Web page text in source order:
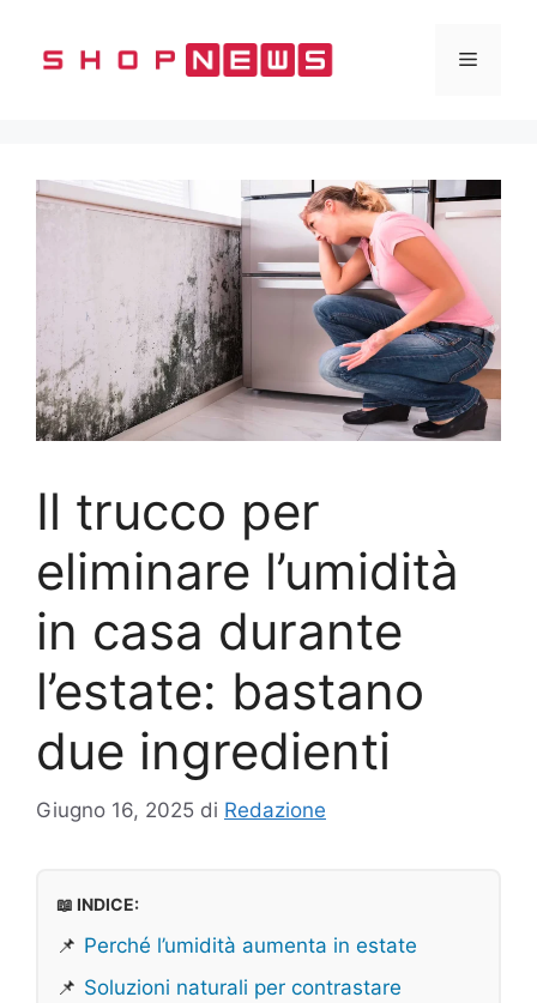
contenuto
Menu
Il trucco per
eliminare l’umidità
in casa durante
l’estate: bastano
due ingredienti
Giugno 16, 2025 di Redazione
📖 INDICE:
📌 Perché l’umidità aumenta in estate
📌 Soluzioni naturali per contrastare